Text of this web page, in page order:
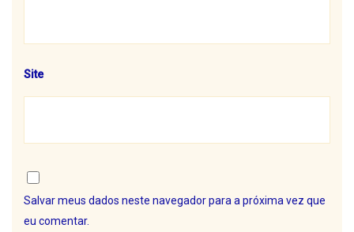
Site
Salvar meus dados neste navegador para a próxima vez que
eu comentar.